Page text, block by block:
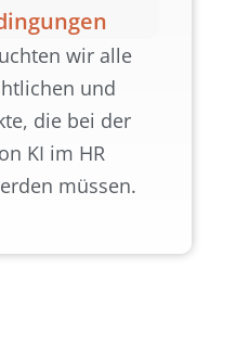
wir alle
und
die bei der
KI im HR
müssen.